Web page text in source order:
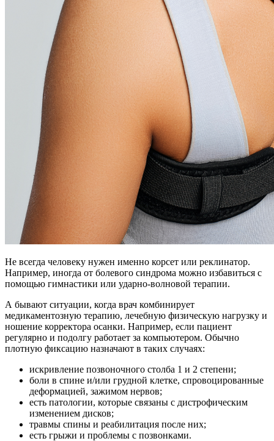
Не всегда человеку нужен именно корсет или реклинатор.
Например, иногда от болевого синдрома можно избавиться с
помощью гимнастики или ударно-волновой терапии.
А бывают ситуации, когда врач комбинирует
медикаментозную терапию, лечебную физическую нагрузку и
ношение корректора осанки. Например, если пациент
регулярно и подолгу работает за компьютером. Обычно
плотную фиксацию назначают в таких случаях:
искривление позвоночного столба 1 и 2 степени;
боли в спине и/или грудной клетке, спровоцированные
деформацией, зажимом нервов;
есть патологии, которые связаны с дистрофическим
изменением дисков;
травмы спины и реабилитация после них;
есть грыжи и проблемы с позвонками.